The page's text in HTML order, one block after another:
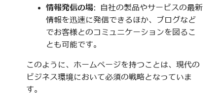
情報発信の場: 自社の製品やサービスの最新
情報を迅速に発信できるほか、ブログなど
でお客様とのコミュニケーションを図るこ
とも可能です。
このように、ホームページを持つことは、現代の
ビジネス環境において必須の戦略となっていま
す。